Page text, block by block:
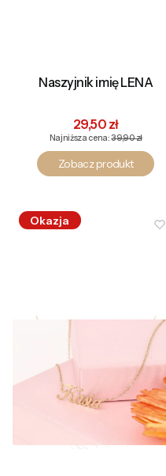
Naszyjnik imię LENA
Cena promocyjna
29,50 zł
Najniższa cena:39,90 zł
Zobacz produkt
Okazja